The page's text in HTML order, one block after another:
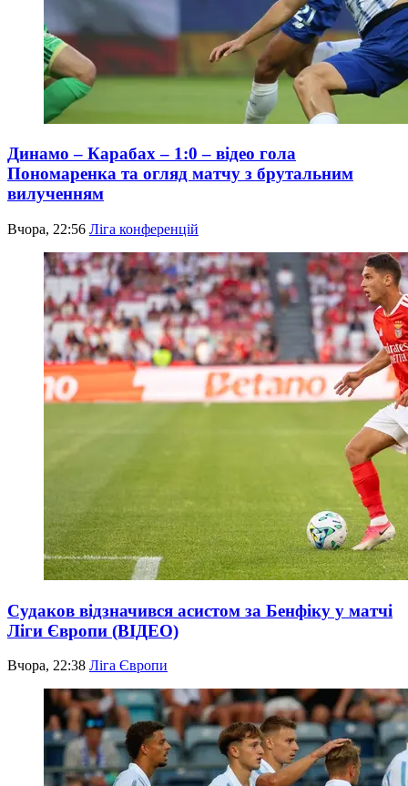
Динамо – Карабах – 1:0 – відео гола
Пономаренка та огляд матчу з брутальним
вилученням
Вчора, 22:56 Ліга конференцій
Судаков відзначився асистом за Бенфіку у матчі
Ліги Європи (ВІДЕО)
Вчора, 22:38 Ліга Європи